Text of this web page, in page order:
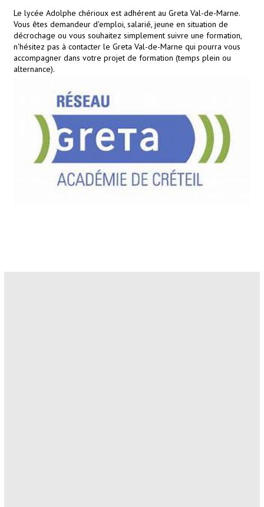
Le lycée Adolphe chérioux est adhérent au Greta Val-de-Marne.
Vous êtes demandeur d'emploi, salarié, jeune en situation de
décrochage ou vous souhaitez simplement suivre une formation,
n'hésitez pas à contacter le Greta Val-de-Marne qui pourra vous
accompagner dans votre projet de formation (temps plein ou
alternance).